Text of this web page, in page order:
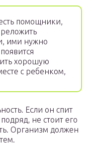
помощники,
ими нужно
хорошую
с ребенком,
Если он спит
не стоит его
Организм должен